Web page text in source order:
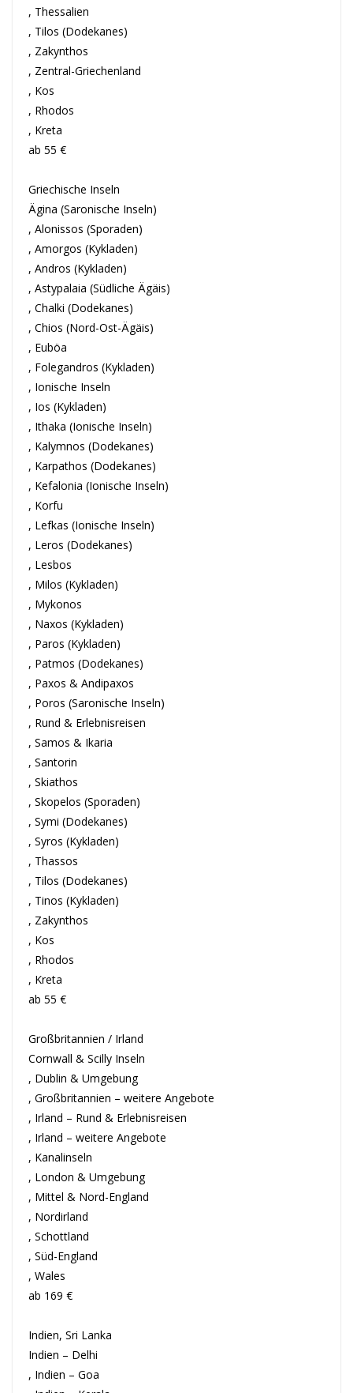
, Thessalien
, Tilos (Dodekanes)
, Zakynthos
, Zentral-Griechenland
, Kos
, Rhodos
, Kreta
ab 55 €
Griechische Inseln
Ägina (Saronische Inseln)
, Alonissos (Sporaden)
, Amorgos (Kykladen)
, Andros (Kykladen)
, Astypalaia (Südliche Ägäis)
, Chalki (Dodekanes)
, Chios (Nord-Ost-Ägäis)
, Euböa
, Folegandros (Kykladen)
, Ionische Inseln
, Ios (Kykladen)
, Ithaka (Ionische Inseln)
, Kalymnos (Dodekanes)
, Karpathos (Dodekanes)
, Kefalonia (Ionische Inseln)
, Korfu
, Lefkas (Ionische Inseln)
, Leros (Dodekanes)
, Lesbos
, Milos (Kykladen)
, Mykonos
, Naxos (Kykladen)
, Paros (Kykladen)
, Patmos (Dodekanes)
, Paxos & Andipaxos
, Poros (Saronische Inseln)
, Rund & Erlebnisreisen
, Samos & Ikaria
, Santorin
, Skiathos
, Skopelos (Sporaden)
, Symi (Dodekanes)
, Syros (Kykladen)
, Thassos
, Tilos (Dodekanes)
, Tinos (Kykladen)
, Zakynthos
, Kos
, Rhodos
, Kreta
ab 55 €
Großbritannien / Irland
Cornwall & Scilly Inseln
, Dublin & Umgebung
, Großbritannien – weitere Angebote
, Irland – Rund & Erlebnisreisen
, Irland – weitere Angebote
, Kanalinseln
, London & Umgebung
, Mittel & Nord-England
, Nordirland
, Schottland
, Süd-England
, Wales
ab 169 €
Indien, Sri Lanka
Indien – Delhi
, Indien – Goa